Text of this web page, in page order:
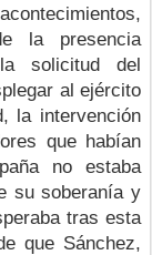
la presencia
solicitud del
al ejército
la intervención
que habían
no estaba
su soberanía y
tras esta
que Sánchez,